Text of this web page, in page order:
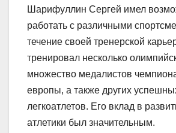
Шарифуллин Сергей имел
работать с различными
течение своей тренерской
тренировал несколько
множество медалистов
европы, а также других
легкоатлетов. Его вклад в
атлетики был значительным.